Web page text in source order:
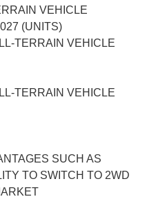
VEHICLE
(UNITS)
TERRAIN VEHICLE
TERRAIN VEHICLE
SUCH AS
TO SWITCH TO 2WD